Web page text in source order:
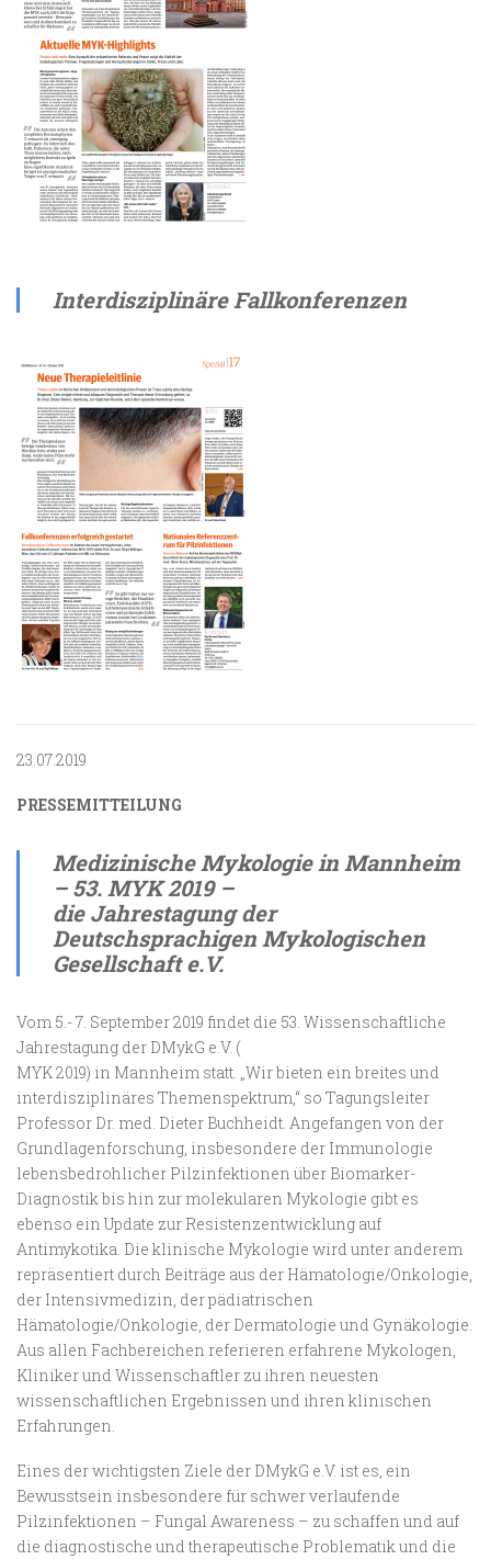
Interdisziplinäre Fallkonferenzen
23.07.2019
PRESSEMITTEILUNG
Medizinische Mykologie in Mannheim
– 53. MYK 2019 –
die Jahrestagung der
Deutschsprachigen Mykologischen
Gesellschaft e.V.
Vom 5.- 7. September 2019 findet die 53. Wissenschaftliche
Jahrestagung der DMykG e.V. (
MYK 2019) in Mannheim statt. „Wir bieten ein breites und
interdisziplinäres Themenspektrum,“ so Tagungsleiter
Professor Dr. med. Dieter Buchheidt. Angefangen von der
Grundlagenforschung, insbesondere der Immunologie
lebensbedrohlicher Pilzinfektionen über Biomarker-
Diagnostik bis hin zur molekularen Mykologie gibt es
ebenso ein Update zur Resistenzentwicklung auf
Antimykotika. Die klinische Mykologie wird unter anderem
repräsentiert durch Beiträge aus der Hämatologie/Onkologie,
der Intensivmedizin, der pädiatrischen
Hämatologie/Onkologie, der Dermatologie und Gynäkologie.
Aus allen Fachbereichen referieren erfahrene Mykologen,
Kliniker und Wissenschaftler zu ihren neuesten
wissenschaftlichen Ergebnissen und ihren klinischen
Erfahrungen.
Eines der wichtigsten Ziele der DMykG e.V. ist es, ein
Bewusstsein insbesondere für schwer verlaufende
Pilzinfektionen – Fungal Awareness – zu schaffen und auf
die diagnostische und therapeutische Problematik und die